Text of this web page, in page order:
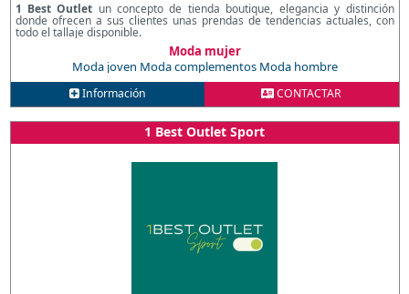
1 Best Outlet un concepto de tienda boutique, elegancia y distinción
donde ofrecen a sus clientes unas prendas de tendencias actuales, con
todo el tallaje disponible.
Moda mujer
Moda joven Moda complementos Moda hombre
Información CONTACTAR
1 Best Outlet Sport